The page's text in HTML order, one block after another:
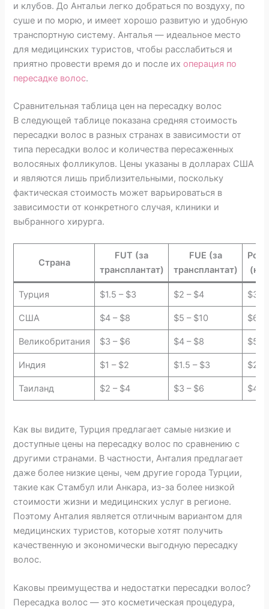
и клубов. До Антальи легко добраться по воздуху, по
суше и по морю, и имеет хорошо развитую и удобную
транспортную систему. Анталья — идеальное место
для медицинских туристов, чтобы расслабиться и
приятно провести время до и после ихоперация по
пересадке волос.
Сравнительная таблица цен на пересадку волос
В следующей таблице показана средняя стоимость
пересадки волос в разных странах в зависимости от
типа пересадки волос и количества пересаженных
волосяных фолликулов. Цены указаны в долларах США
и являются лишь приблизительными, поскольку
фактическая стоимость может варьироваться в
зависимости от конкретного случая, клиники и
выбранного хирурга.
Страна
FUT (за
трансплантат)
FUE (за
трансплантат)
(на
Турция $1.5 – $3 $2 – $4 $3 –
США $4 – $8 $5 – $10 $6 –
Великобритания $3 – $6 $4 – $8 $5 –
Индия $1 – $2 $1.5 – $3 $2 –
Таиланд $2 – $4 $3 – $6 $4 –
Как вы видите, Турция предлагает самые низкие и
доступные цены на пересадку волос по сравнению с
другими странами. В частности, Анталия предлагает
даже более низкие цены, чем другие города Турции,
такие как Стамбул или Анкара, из-за более низкой
стоимости жизни и медицинских услуг в регионе.
Поэтому Анталия является отличным вариантом для
медицинских туристов, которые хотят получить
качественную и экономически выгодную пересадку
волос.
Каковы преимущества и недостатки пересадки волос?
Пересадка волос — это косметическая процедура,